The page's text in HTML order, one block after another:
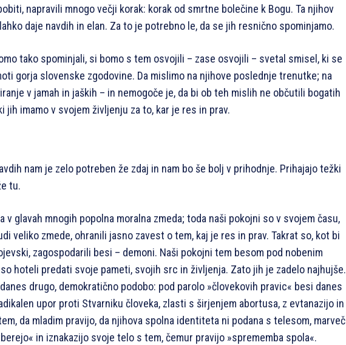
napravili mnogo večji korak: korak od smrtne bolečine k Bogu. Ta njihov
daje navdih in elan. Za to je potrebno le, da se jih resnično spominjamo.
tako spominjali, si bomo s tem osvojili – zase osvojili – svetal smisel, ki se
gorja slovenske zgodovine. Da mislimo na njihove poslednje trenutke; na
v jamah in jaških – in nemogoče je, da bi ob teh mislih ne občutili bogatih
jih imamo v svojem življenju za to, kar je res in prav.
nam je zelo potreben že zdaj in nam bo še bolj v prihodnje. Prihajajo težki
tu.
v glavah mnogih popolna moralna zmeda; toda naši pokojni so v svojem času,
veliko zmede, ohranili jasno zavest o tem, kaj je res in prav. Takrat so, kot bi
zagospodarili besi – demoni. Naši pokojni tem besom pod nobenim
hoteli predati svoje pameti, svojih src in življenja. Zato jih je zadelo najhujše.
drugo, demokratično podobo: pod parolo »človekovih pravic« besi danes
upor proti Stvarniku človeka, zlasti s širjenjem abortusa, z evtanazijo in
da mladim pravijo, da njihova spolna identiteta ni podana s telesom, marveč
in iznakazijo svoje telo s tem, čemur pravijo »sprememba spola«.